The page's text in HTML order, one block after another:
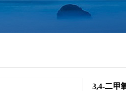
3,4-二甲